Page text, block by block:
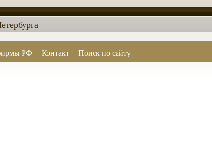
РФ Контакт Поиск по сайту